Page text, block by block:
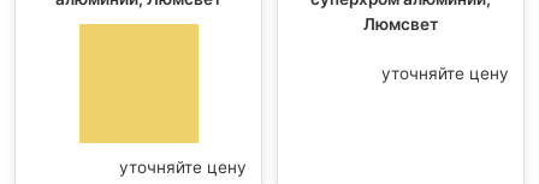
уточняйте цену
Люмсвет
уточняйте цену